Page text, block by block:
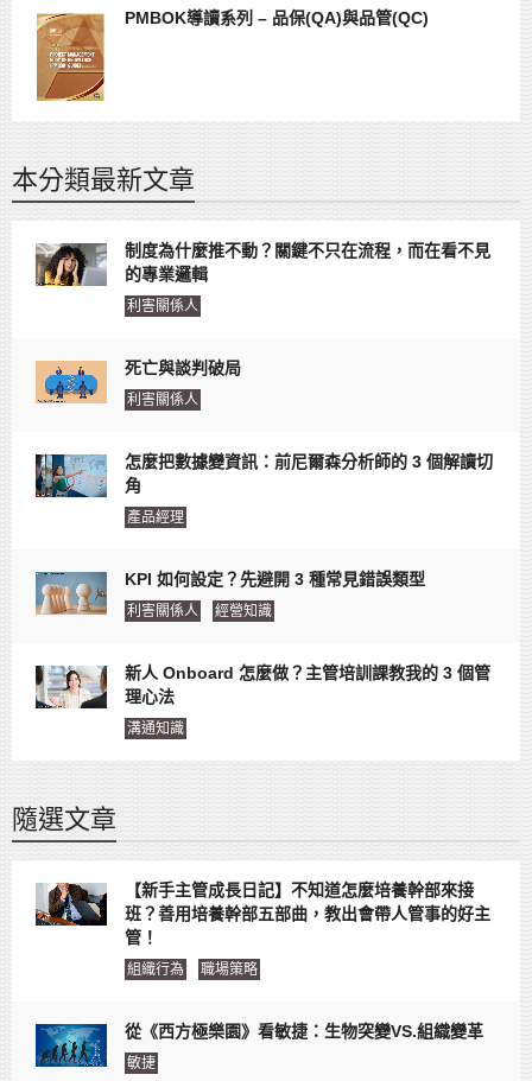
PMBOK導讀系列 – 品保(QA)與品管(QC)
本分類最新文章
制度為什麼推不動？關鍵不只在流程，而在看不見
的專業邏輯
利害關係人
死亡與談判破局
利害關係人
怎麼把數據變資訊：前尼爾森分析師的 3 個解讀切
角
產品經理
KPI 如何設定？先避開 3 種常見錯誤類型
利害關係人 經營知識
新人 Onboard 怎麼做？主管培訓課教我的 3 個管
理心法
溝通知識
隨選文章
【新手主管成長日記】不知道怎麼培養幹部來接
班？善用培養幹部五部曲，教出會帶人管事的好主
管！
組織行為 職場策略
從《西方極樂園》看敏捷：生物突變VS.組織變革
敏捷